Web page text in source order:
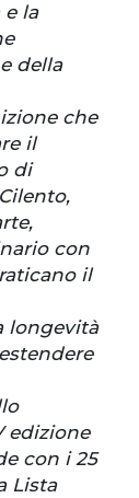
la
della
che
il
di
con
il
longevità
edizione
con i 25
Lista